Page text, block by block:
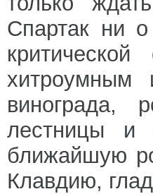
Спартак ни
винограда,
лестницы и
ближайшую
Клавдию,